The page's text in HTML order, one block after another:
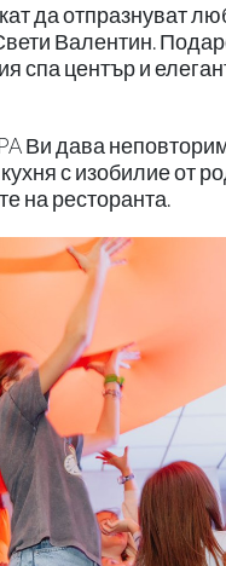
да отпразнуват
Валентин.
спа център и
Ви дава
с изобилие от
на ресторанта.